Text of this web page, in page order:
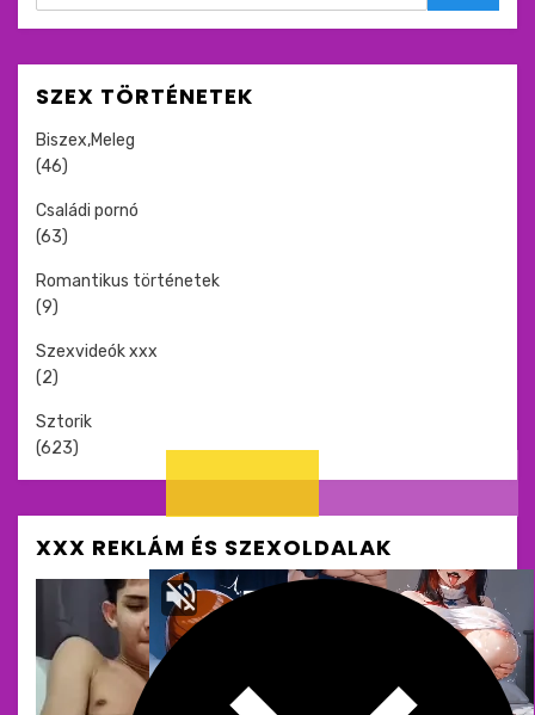
SZEX TÖRTÉNETEK
Biszex,Meleg
(46)
Családi pornó
(63)
Romantikus történetek
(9)
Szexvideók xxx
(2)
Sztorik
(623)
XXX REKLÁM ÉS SZEXOLDALAK
Meztelen